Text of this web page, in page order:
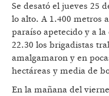
Se desató el jueves 25
lo alto. A 1.400 metros
paraíso apetecido y a
22.30 los brigadistas
amalgamaron y en
hectáreas y media de
En la mañana del